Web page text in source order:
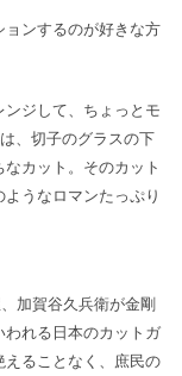
ョンするのが好きな方
ジして、ちょっとモ
、切子のグラスの下
カット。 そのカット
うなロマンたっぷり
加賀谷久兵衛が金剛
れる日本のカットガ
えることなく、庶民の